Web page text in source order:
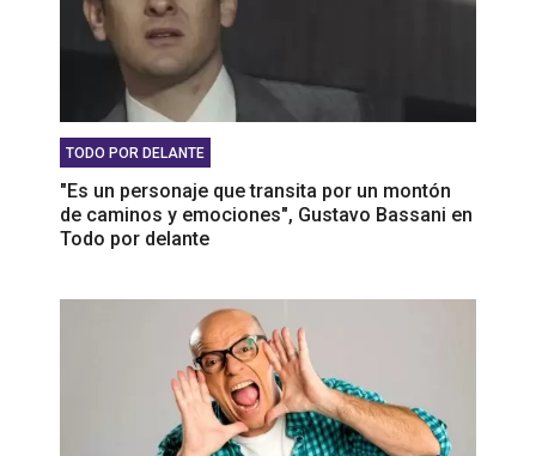
TODO POR DELANTE
"Es un personaje que transita por un montón
de caminos y emociones", Gustavo Bassani en
Todo por delante